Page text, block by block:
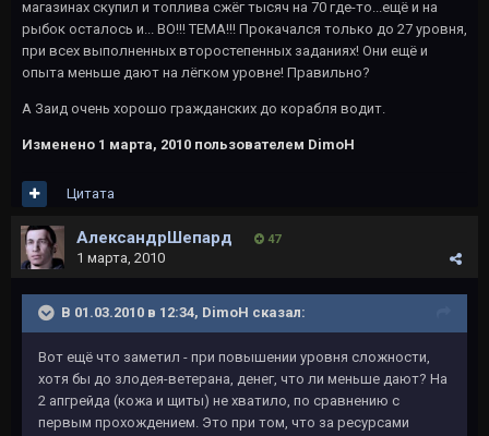
магазинах скупил и топлива сжёг тысяч на 70 где-то...ещё и на
рыбок осталось и... ВО!!! ТЕМА!!! Прокачался только до 27 уровня,
при всех выполненных второстепенных заданиях! Они ещё и
опыта меньше дают на лёгком уровне! Правильно?
А Заид очень хорошо гражданских до корабля водит.
Изменено 1 марта, 2010 пользователем DimoH
Цитата
АлександрШепард 47
1 марта, 2010
В 01.03.2010 в 12:34, DimoH сказал:
Вот ещё что заметил - при повышении уровня сложности,
хотя бы до злодея-ветерана, денег, что ли меньше дают? На
2 апгрейда (кожа и щиты) не хватило, по сравнению с
первым прохождением. Это при том, что за ресурсами